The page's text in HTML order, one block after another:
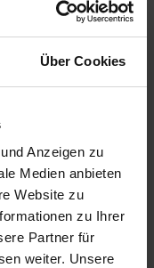
Über Cookies
Anzeigen zu
Medien anbieten
Website zu
zu Ihrer
Partner für
weiter. Unsere
/ Kanarische
Inseln,